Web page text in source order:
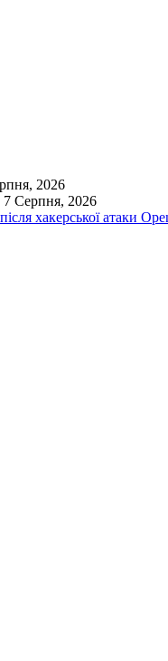
2026
7 Серпня, 2026
хакерської атаки